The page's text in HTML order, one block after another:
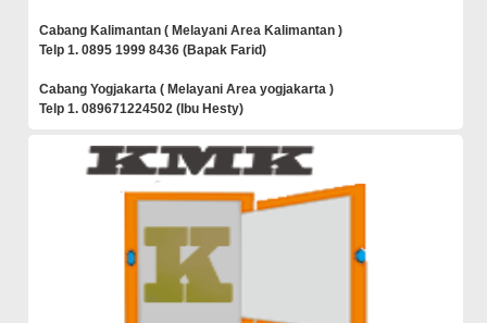
Cabang Kalimantan ( Melayani Area Kalimantan )
Telp 1. 0895 1999 8436 (Bapak Farid)
Cabang Yogjakarta ( Melayani Area yogjakarta )
Telp 1. 089671224502 (Ibu Hesty)